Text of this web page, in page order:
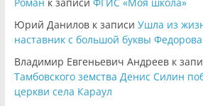
Роман к записи ФГИС «Моя школа»
Юрий Даниловк записи Ушла из
наставник с большой буквы
Владимир Евгеньевич Андреевк
Тамбовского земства Денис Силин
церкви села Караул